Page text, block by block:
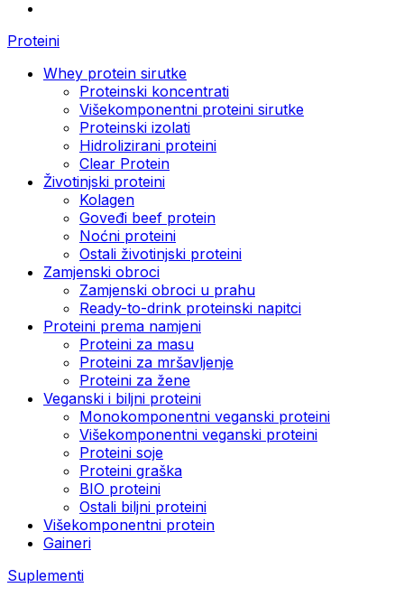
Proteini
Whey protein sirutke
Proteinski koncentrati
Višekomponentni proteini sirutke
Proteinski izolati
Hidrolizirani proteini
Clear Protein
Životinjski proteini
Kolagen
Goveđi beef protein
Noćni proteini
Ostali životinjski proteini
Zamjenski obroci
Zamjenski obroci u prahu
Ready-to-drink proteinski napitci
Proteini prema namjeni
Proteini za masu
Proteini za mršavljenje
Proteini za žene
Veganski i biljni proteini
Monokomponentni veganski proteini
Višekomponentni veganski proteini
Proteini soje
Proteini graška
BIO proteini
Ostali biljni proteini
Višekomponentni protein
Gaineri
Suplementi